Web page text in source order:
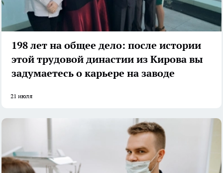
198 лет на общее дело: после истории
этой трудовой династии из Кирова вы
задумаетесь о карьере на заводе
21 июля